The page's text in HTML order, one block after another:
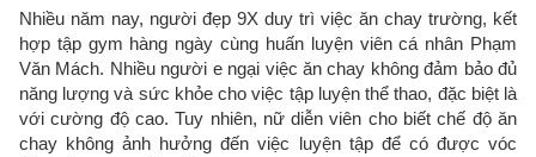
Nhiều năm nay, người đẹp 9X duy trì việc ăn chay trường, kết
hợp tập gym hàng ngày cùng huấn luyện viên cá nhân Phạm
Văn Mách. Nhiều người e ngại việc ăn chay không đảm bảo đủ
năng lượng và sức khỏe cho việc tập luyện thể thao, đặc biệt là
với cường độ cao. Tuy nhiên, nữ diễn viên cho biết chế độ ăn
chay không ảnh hưởng đến việc luyện tập để có được vóc